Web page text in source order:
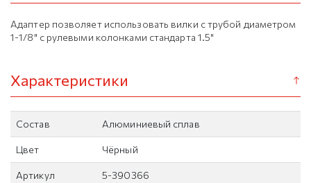
Адаптер позволяет использовать вилки с трубой диаметром
1-1/8" с рулевыми колонками стандарта 1.5"
Характеристики
Состав Алюминиевый сплав
Цвет Чёрный
Артикул 5-390366